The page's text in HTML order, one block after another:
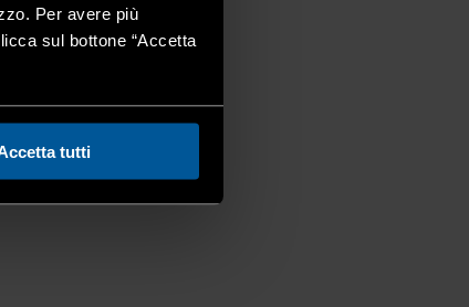
Per avere più
sul bottone “Accetta
tutti